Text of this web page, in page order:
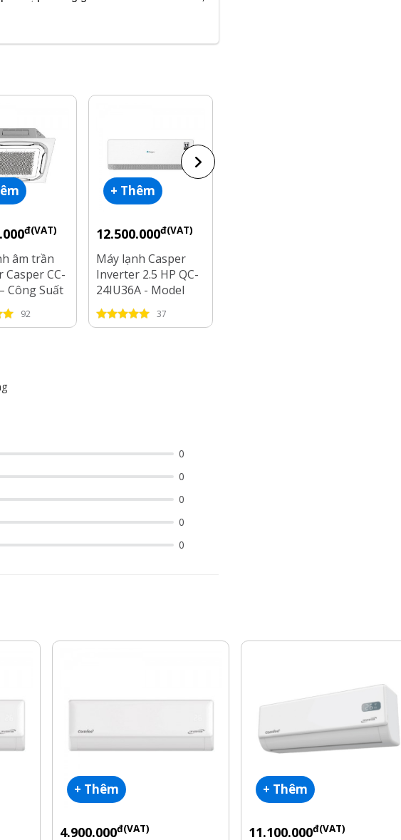
đ(VAT)
âm trần
CC-
Công Suất
92
+ Thêm
12.500.000đ(VAT)
Máy lạnh Casper
Inverter 2.5 HP QC-
24IU36A - Model
2025
37
0
0
0
0
0
+ Thêm
4.900.000đ(VAT)
+ Thêm
11.100.000đ(VAT)